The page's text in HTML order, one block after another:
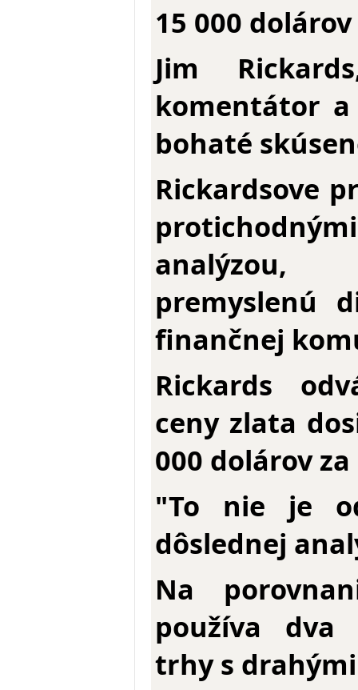
15 000
Jim
komentátor
bohaté
Rickardsove
analýzou,
premyslenú
finančnej
Rickards
ceny zlata
000 dolárov
"To nie je
dôslednej
Na
používa dva
trhy s